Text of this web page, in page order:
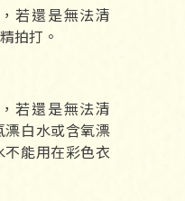
若還是無法清
拍打。
若還是無法清
白水或含氧漂
不能用在彩色衣